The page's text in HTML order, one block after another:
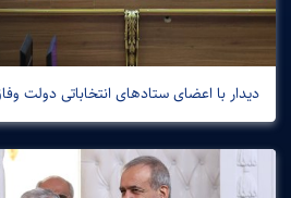
دیدار با اعضای ستادهای انتخاباتی دولت